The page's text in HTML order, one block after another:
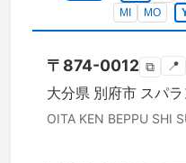
MI
MO
〒 874-0012 ⧉ 📍
大分県 別府市 スパ
OITA KEN BEPPU SHI